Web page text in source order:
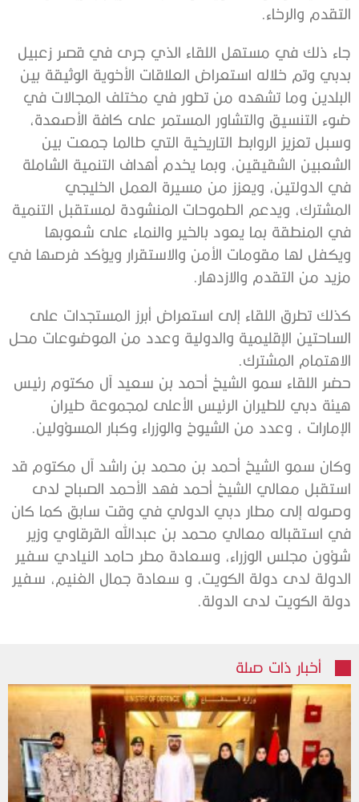
التقدم والرخاء.
جاء ذلك في مستهل اللقاء الذي جرى في قصر زعبيل
بدبي وتم خلاله استعراض العلاقات الأخوية الوثيقة بين
البلدين وما تشهده من تطور في مختلف المجالات في
ضوء التنسيق والتشاور المستمر على كافة الأصعدة،
وسبل تعزيز الروابط التاريخية التي طالما جمعت بين
الشعبين الشقيقين، وبما يخدم أهداف التنمية الشاملة
في الدولتين، ويعزز من مسيرة العمل الخليجي
المشترك، ويدعم الطموحات المنشودة لمستقبل التنمية
في المنطقة بما يعود بالخير والنماء على شعوبها
ويكفل لها مقومات الأمن والاستقرار ويؤكد فرصها في
مزيد من التقدم والازدهار.
كذلك تطرق اللقاء إلى استعراض أبرز المستجدات على
الساحتين الإقليمية والدولية وعدد من الموضوعات محل
الاهتمام المشترك.
حضر اللقاء سمو الشيخ أحمد بن سعيد آل مكتوم رئيس
هيئة دبي للطيران الرئيس الأعلى لمجموعة طيران
الإمارات ، وعدد من الشيوخ والوزراء وكبار المسؤولين.
وكان سمو الشيخ أحمد بن محمد بن راشد آل مكتوم قد
استقبل معالي الشيخ أحمد فهد الأحمد الصباح لدى
وصوله إلى مطار دبي الدولي في وقت سابق كما كان
في استقباله معالي محمد بن عبدالله القرقاوي وزير
شؤون مجلس الوزراء، وسعادة مطر حامد النيادي سفير
الدولة لدى دولة الكويت، و سعادة جمال الغنيم، سفير
دولة الكويت لدى الدولة.
أخبار ذات صلة